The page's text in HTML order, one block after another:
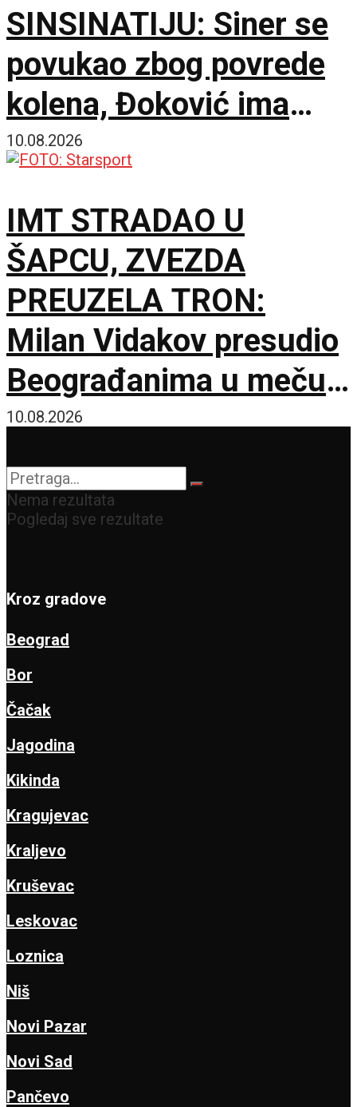
SINSINATIJU: Siner se
povukao zbog povrede
kolena, Đoković ima
istorijsku šansu u
10.08.2026
IMT STRADAO U
ŠAPCU, ZVEZDA
PREUZELA TRON:
Milan Vidakov presudio
Beograđanima u meču
pune drame i VAR
kontroverzi!
10.08.2026
Nema rezultata
Pogledaj sve rezultate
Kroz gradove
Beograd
Bor
Čačak
Jagodina
Kikinda
Kragujevac
Kraljevo
Kruševac
Leskovac
Loznica
Niš
Novi Pazar
Novi Sad
Pančevo